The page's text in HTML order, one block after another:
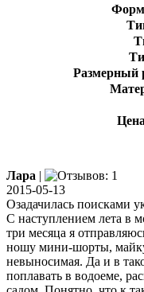
Размерный
Лара |
2015-05-13
Озадачилась поисками
С наступлением лета в
три месяца я
ношу мини-шорты,
невыносимая. Да и в
поплавать в водоеме,